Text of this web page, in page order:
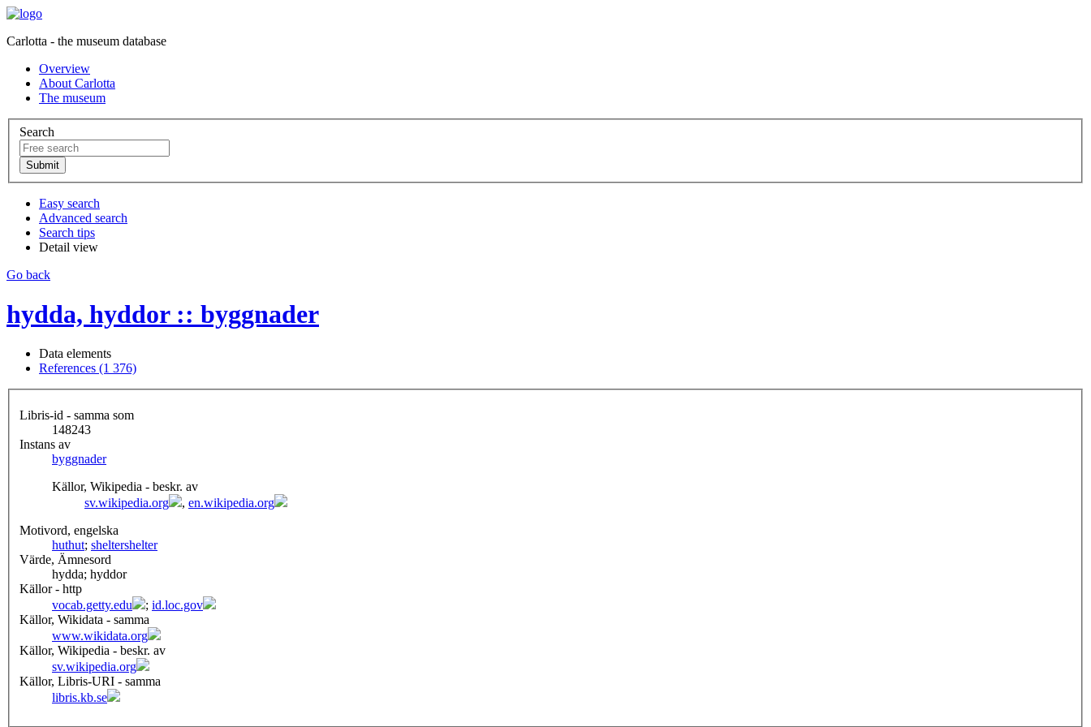
Carlotta - the museum database
Overview
About Carlotta
The museum
Search
Easy search
Advanced search
Search tips
Detail view
Go back
hydda, hyddor :: byggnader
Data elements
References (1 376)
Libris-id - samma som
148243
Instans av
byggnader
Källor, Wikipedia - beskr. av
sv.wikipedia.org
, en.wikipedia.org
Motivord, engelska
huthut; sheltershelter
Värde, Ämnesord
hydda; hyddor
Källor - http
vocab.getty.edu
; id.loc.gov
Källor, Wikidata - samma
www.wikidata.org
Källor, Wikipedia - beskr. av
sv.wikipedia.org
Källor, Libris-URI - samma
libris.kb.se